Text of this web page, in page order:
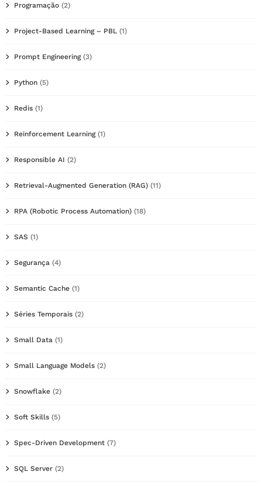
Programação (2)
Project-Based Learning – PBL (1)
Prompt Engineering(3)
Python (5)
Redis (1)
Reinforcement Learning(1)
Responsible AI (2)
Retrieval-Augmented Generation (RAG) (11)
RPA (Robotic Process Automation) (18)
SAS (1)
Segurança (4)
Semantic Cache (1)
Séries Temporais (2)
Small Data (1)
Small Language Models (2)
Snowflake (2)
Soft Skills (5)
Spec-Driven Development (7)
SQL Server (2)